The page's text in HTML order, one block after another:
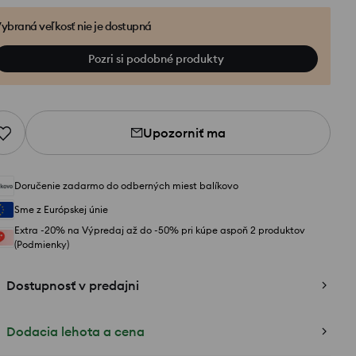
veľkosť nie je dostupná
Pozri si podobné produkty
Upozorniť ma
Doručenie zadarmo do odberných miest balíkovo
Sme z Európskej únie
Extra -20% na Výpredaj až do -50% pri kúpe aspoň 2 produktov
(Podmienky)
Dostupnosť v predajni
Dodacia lehota a cena